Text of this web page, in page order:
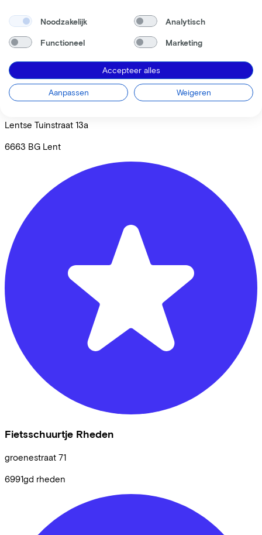
Brouwer Bike Store
Lentse Tuinstraat 13a
6663 BG Lent
Fietsschuurtje Rheden
groenestraat 71
6991gd rheden
Noodzakelijk Analytisch
Functioneel Marketing
Accepteer alles
Aanpassen Weigeren